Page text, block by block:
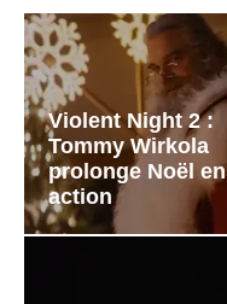
Violent Night 2 :
Tommy Wirkola
prolonge Noël en
action